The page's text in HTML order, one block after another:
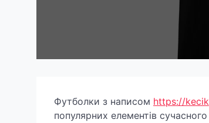
Футболки з написом https://
популярних елементів